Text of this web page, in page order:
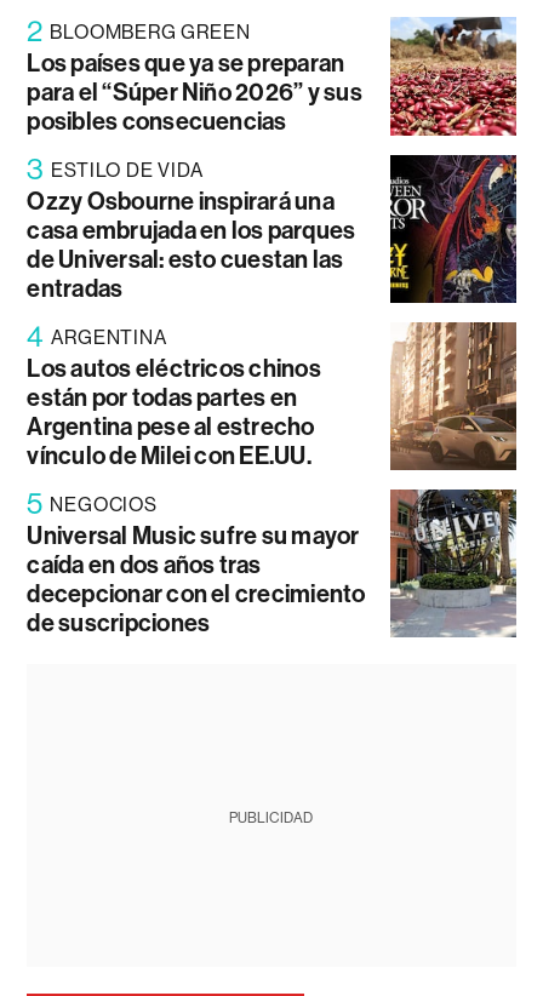
2 BLOOMBERG GREEN
Los países que ya se preparan
para el “Súper Niño 2026” y sus
posibles consecuencias
3 ESTILO DE VIDA
Ozzy Osbourne inspirará una
casa embrujada en los parques
de Universal: esto cuestan las
entradas
4 ARGENTINA
Los autos eléctricos chinos
están por todas partes en
Argentina pese al estrecho
vínculo de Milei con EE.UU.
5 NEGOCIOS
Universal Music sufre su mayor
caída en dos años tras
decepcionar con el crecimiento
de suscripciones
PUBLICIDAD